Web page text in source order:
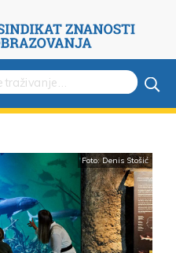
Foto: Denis Stošić